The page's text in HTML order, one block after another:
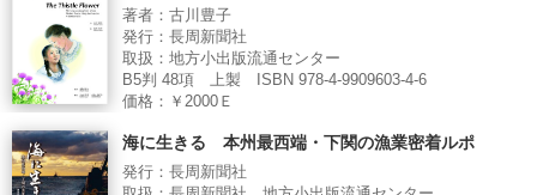
著者：古川豊子
発行：長周新聞社
取扱：地方小出版流通センター
B5判 48項 上製 ISBN 978-4-9909603-4-6
価格：￥2000Ｅ
海に生きる 本州最西端・下関の漁業密着ルポ
発行：長周新聞社